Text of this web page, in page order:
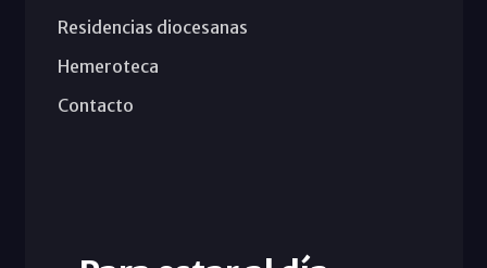
Residencias diocesanas
Hemeroteca
Contacto